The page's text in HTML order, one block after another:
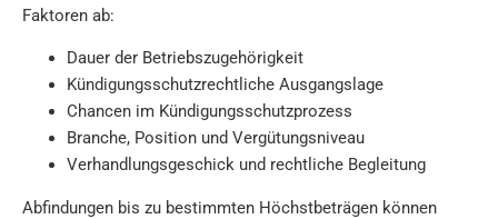
Faktoren ab:
Dauer der Betriebszugehörigkeit
Kündigungsschutzrechtliche Ausgangslage
Chancen im Kündigungsschutzprozess
Branche, Position und Vergütungsniveau
Verhandlungsgeschick und rechtliche Begleitung
Abfindungen bis zu bestimmten Höchstbeträgen können